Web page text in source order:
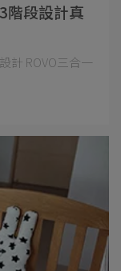
階段設計真
計 ROVO三合一